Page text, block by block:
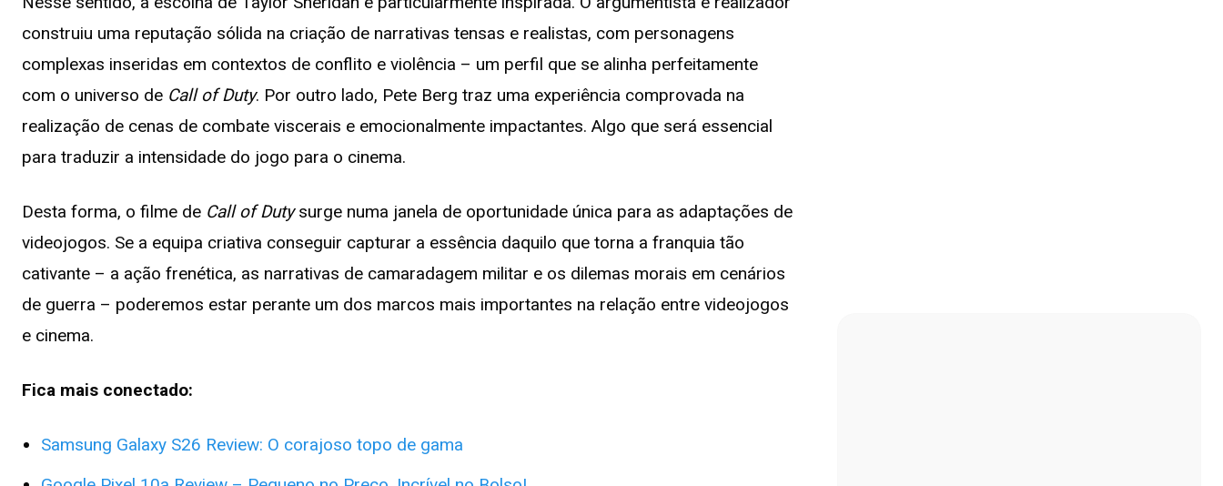
construiu uma reputação sólida na criação de narrativas tensas e realistas, com personagens
complexas inseridas em contextos de conflito e violência – um perfil que se alinha perfeitamente
com o universo de Call of Duty. Por outro lado, Pete Berg traz uma experiência comprovada na
realização de cenas de combate viscerais e emocionalmente impactantes. Algo que será essencial
para traduzir a intensidade do jogo para o cinema.
Desta forma, o filme de Call of Dutysurge numa janela de oportunidade única para as adaptações de
videojogos. Se a equipa criativa conseguir capturar a essência daquilo que torna a franquia tão
cativante – a ação frenética, as narrativas de camaradagem militar e os dilemas morais em cenários
de guerra – poderemos estar perante um dos marcos mais importantes na relação entre videojogos
e cinema.
Fica mais conectado:
Samsung Galaxy S26 Review: O corajoso topo de gama